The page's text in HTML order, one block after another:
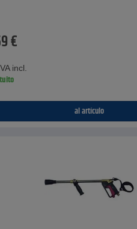
€
incl.
al artículo